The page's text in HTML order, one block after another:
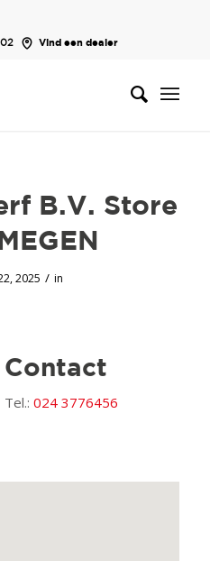
Vind een dealer
B.V. Store
2025 / in
Contact
Tel.:024 3776456